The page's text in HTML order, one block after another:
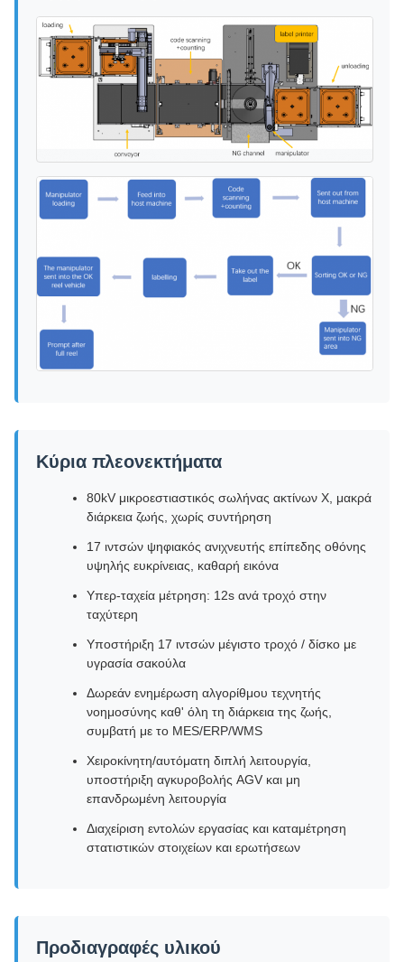
Κύρια πλεονεκτήματα
80kV μικροεστιαστικός σωλήνας ακτίνων Χ, μακρά
διάρκεια ζωής, χωρίς συντήρηση
17 ιντσών ψηφιακός ανιχνευτής επίπεδης οθόνης
υψηλής ευκρίνειας, καθαρή εικόνα
Υπερ-ταχεία μέτρηση: 12s ανά τροχό στην
ταχύτερη
Υποστήριξη 17 ιντσών μέγιστο τροχό / δίσκο με
υγρασία σακούλα
Δωρεάν ενημέρωση αλγορίθμου τεχνητής
νοημοσύνης καθ' όλη τη διάρκεια της ζωής,
συμβατή με το MES/ERP/WMS
Χειροκίνητη/αυτόματη διπλή λειτουργία,
υποστήριξη αγκυροβολής AGV και μη
επανδρωμένη λειτουργία
Διαχείριση εντολών εργασίας και καταμέτρηση
στατιστικών στοιχείων και ερωτήσεων
Προδιαγραφές υλικού